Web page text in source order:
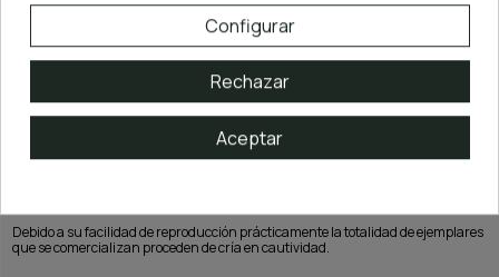
-Orden:Cypriniformes
-Familia:Cyprinidae
-Especie:T. heteromorpha black
Esta especie es nativa de zonas como el sur de Tailandia,
Malasia, singapur, Borneo y Sumatra. Destaca su presencia en Nee Soon
Debido a su facilidad de reproducción prácticamente la totalidad de ejemplares
que se comercializan proceden de cría en cautividad.
Configurar
Rechazar
Aceptar